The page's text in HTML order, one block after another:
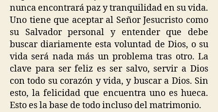
nunca encontrará paz y tranquilidad en su vida.
Uno tiene que aceptar al Señor Jesucristo como
su Salvador personal y entender que debe
buscar diariamente esta voluntad de Dios, o su
vida será nada más un problema tras otro. La
clave para ser feliz es ser salvo, servir a Dios
con todo su corazón y vida, y buscar a Dios. Sin
esto, la felicidad que encuentra uno es hueca.
Esto es la base de todo incluso del matrimonio.